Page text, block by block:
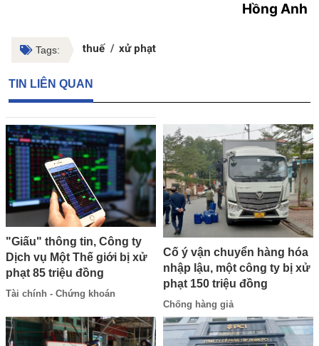
Hồng Anh
Tags: thuế xử phạt
TIN LIÊN QUAN
"Giấu" thông tin, Công ty
Dịch vụ Một Thế giới bị xử
phạt 85 triệu đồng
Tài chính - Chứng khoán
Cố ý vận chuyển hàng hóa
nhập lậu, một công ty bị xử
phạt 150 triệu đồng
Chống hàng giả